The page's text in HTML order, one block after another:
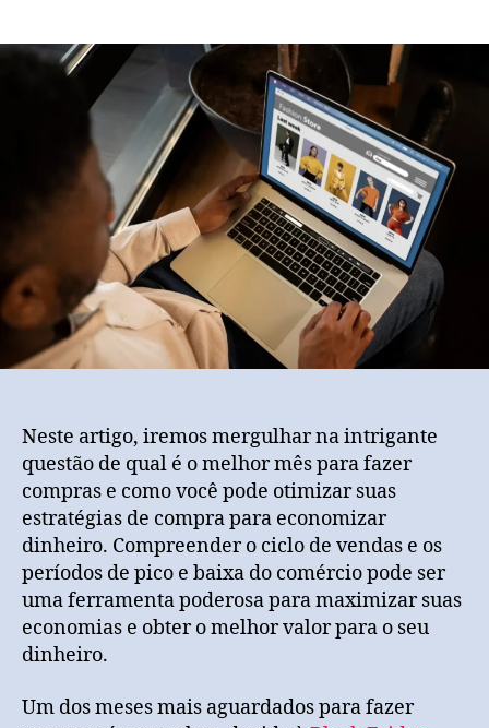
Neste artigo, iremos mergulhar na intrigante
questão de qual é o melhor mês para fazer
compras e como você pode otimizar suas
estratégias de compra para economizar
dinheiro. Compreender o ciclo de vendas e os
períodos de pico e baixa do comércio pode ser
uma ferramenta poderosa para maximizar suas
economias e obter o melhor valor para o seu
dinheiro.
Um dos meses mais aguardados para fazer